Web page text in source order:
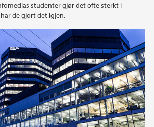
studenter gjør det ofte sterkt i
de gjort det igjen.
2014
2013
2012
2011
2009